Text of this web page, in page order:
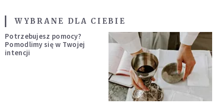
WYBRANE DLA CIEBIE
Potrzebujesz pomocy?
Pomodlimy się w Twojej
intencji